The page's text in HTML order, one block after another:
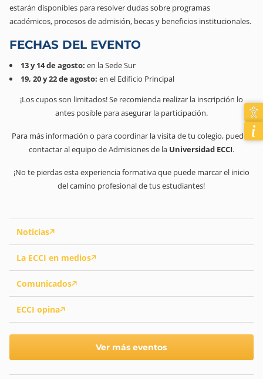
Noticias
La ECCI en medios
Comunicados
ECCI opina
Ver más eventos
estarán disponibles para resolver dudas sobre programas
académicos, procesos de admisión, becas y beneficios institucionales.
FECHAS DEL EVENTO
13 y 14 de agosto: en la Sede Sur
19, 20 y 22 de agosto: en el Edificio Principal
¡Los cupos son limitados! Se recomienda realizar la inscripción lo
antes posible para asegurar la participación.
Para más información o para coordinar la visita de tu colegio, puedes
contactar al equipo de Admisiones de la Universidad ECCI.
¡No te pierdas esta experiencia formativa que puede marcar el inicio
del camino profesional de tus estudiantes!